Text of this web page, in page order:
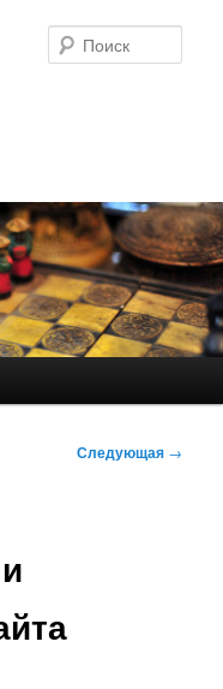
Следующая →